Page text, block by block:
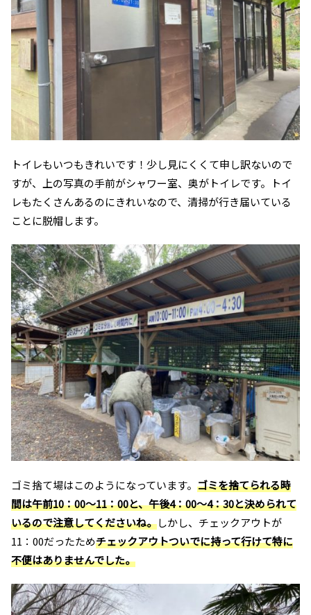
トイレもいつもきれいです！少し見にくくて申し訳ないので
すが、上の写真の手前がシャワー室、奥がトイレです。トイ
レもたくさんあるのにきれいなので、清掃が行き届いている
ことに脱帽します。
ゴミ捨て場はこのようになっています。 ゴミを捨てられる時
間は午前10：00～11：00と、午後4：00～4：30と決められて
いるので注意してくださいね。しかし、チェックアウトが
11：00だったためチェックアウトついでに持って行けて特に
不便はありませんでした。